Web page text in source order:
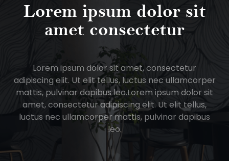
Lorem ipsum dolor sit
amet consectetur
Lorem ipsum dolor sit amet, consectetur
adipiscing elit. Ut elit tellus, luctus nec ullamcorper
mattis, pulvinar dapibus leo.Lorem ipsum dolor sit
amet, consectetur adipiscing elit. Ut elit tellus,
luctus nec ullamcorper mattis, pulvinar dapibus
leo.